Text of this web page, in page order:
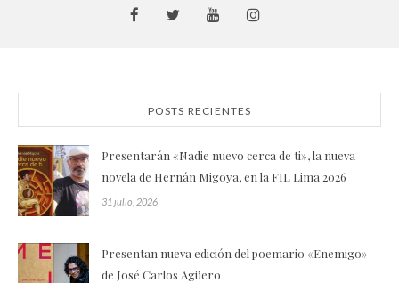
POSTS RECIENTES
Presentarán «Nadie nuevo cerca de ti», la nueva
novela de Hernán Migoya, en la FIL Lima 2026
31 julio, 2026
Presentan nueva edición del poemario «Enemigo»
de José Carlos Agüero